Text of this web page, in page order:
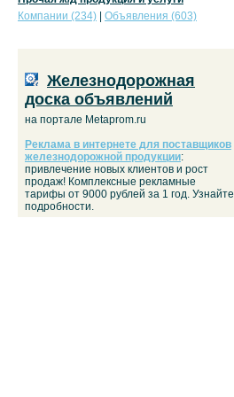
Компании (234)
Объявления (603)
Железнодорожная
доска объявлений
на портале Metaprom.ru
Реклама в интернете для поставщиков
железнодорожной продукции:
привлечение новых клиентов и рост
продаж! Комплексные рекламные
тарифы от 9000 рублей за 1 год. Узнайте
подробности.